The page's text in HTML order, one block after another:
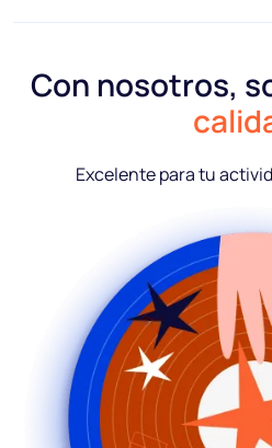
Con nosotros,
Excelente para tu